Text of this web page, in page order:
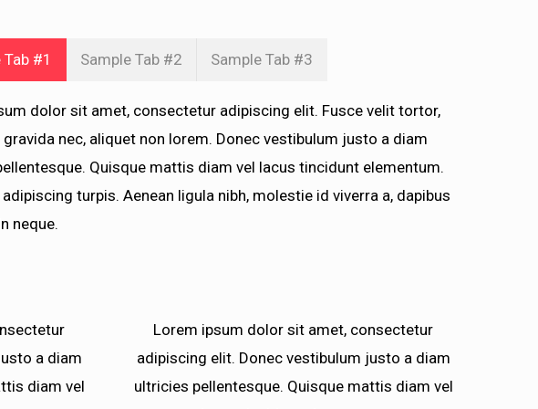
#1 Sample Tab #2 Sample Tab #3
dolor sit amet, consectetur adipiscing elit. Fusce velit tortor,
nec, aliquet non lorem. Donec vestibulum justo a diam
Quisque mattis diam vel lacus tincidunt elementum.
turpis. Aenean ligula nibh, molestie id viverra a, dapibus
neque.
a diam
diam vel
Lorem ipsum dolor sit amet, consectetur
adipiscing elit. Donec vestibulum justo a diam
ultricies pellentesque. Quisque mattis diam vel